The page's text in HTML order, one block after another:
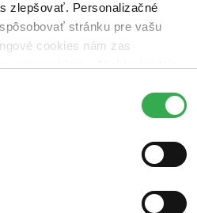
zlepšovať. Personalizačné
stránku pre vašu
cookies nám zas
tieto cookies. Ďakujeme!